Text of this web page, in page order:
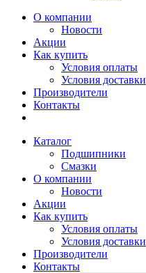
О компании
Новости
Акции
Как купить
Условия оплаты
Условия доставки
Производители
Контакты
Каталог
Подшипники
Смазки
О компании
Новости
Акции
Как купить
Условия оплаты
Условия доставки
Производители
Контакты